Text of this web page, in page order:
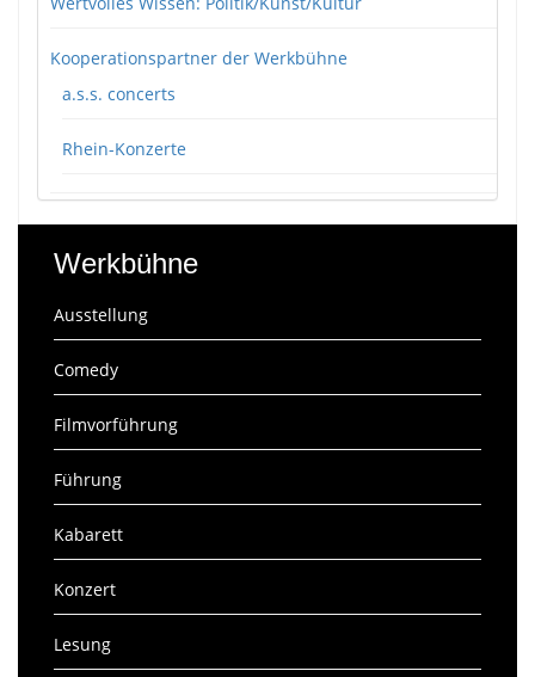
Kooperationspartner der Werkbühne
a.s.s. concerts
Rhein-Konzerte
Werkbühne
Ausstellung
Comedy
Filmvorführung
Führung
Kabarett
Konzert
Lesung